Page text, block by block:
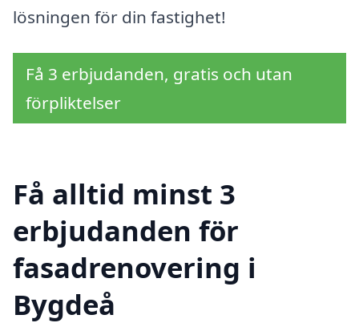
lösningen för din fastighet!
Få 3 erbjudanden, gratis och utan
förpliktelser
Få alltid minst 3
erbjudanden för
fasadrenovering i
Bygdeå